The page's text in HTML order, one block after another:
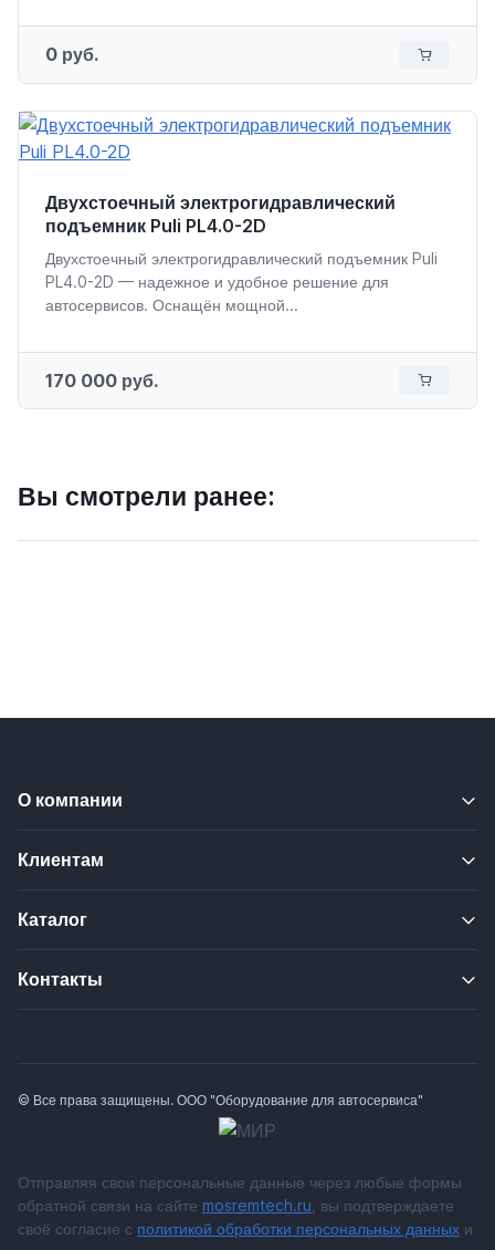
0 руб.
Двухстоечный электрогидравлический
подъемник Puli PL4.0-2D
Двухстоечный электрогидравлический подъемник Puli
PL4.0-2D — надежное и удобное решение для
автосервисов. Оснащён мощной...
170 000 руб.
Вы смотрели ранее:
О компании
Клиентам
Каталог
Контакты
© Все права защищены. ООО "Оборудование для автосервиса"
Отправляя свои персональные данные через любые формы
обратной связи на сайте mosremtech.ru , вы подтверждаете
своё согласие с политикой обработки персональных данных и